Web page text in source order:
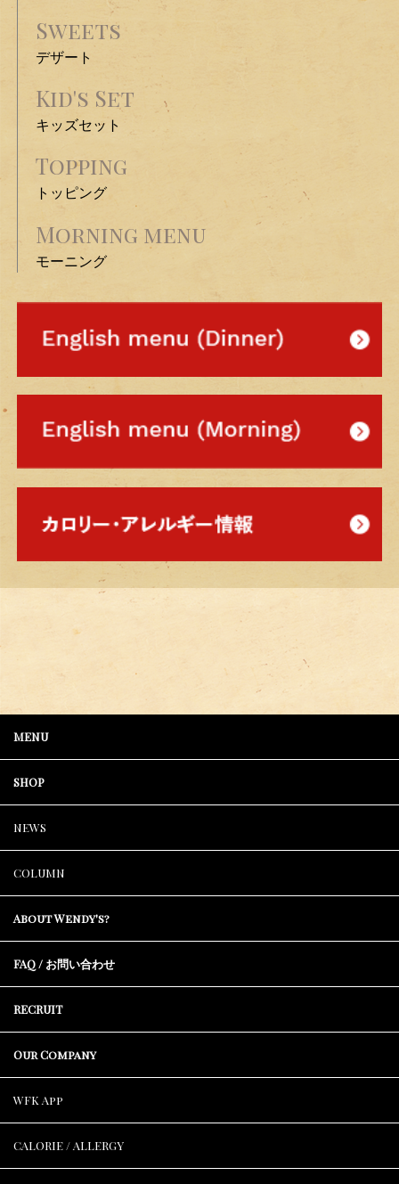
Sweets
デザート
Kid's Set
キッズセット
Topping
トッピング
Morning menu
モーニング
MENU
SHOP
NEWS
COLUMN
About Wendy's?
FAQ / お問い合わせ
RECRUIT
Our Company
WFK App
CALORIE / ALLERGY